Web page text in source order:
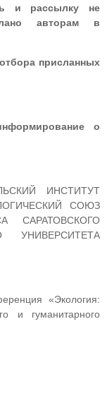
и рассылку не
авторам в
присланных
о
ИНСТИТУТ
СОЮЗ
САРАТОВСКОГО
УНИВЕРСИТЕТА
«Экология:
и гуманитарного